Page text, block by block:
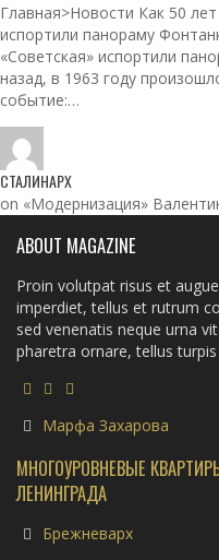
Главная>Новости Как 50
испортили панораму
«Советская» испортили
назад, в 1963 году
событие:…
СТАЛИНАРХ
on «Модернизация»
ABOUT MAGAZINE
Proin volutpat risus et
imperdiet, tellus et rutrum
sed venenatis neque urna
pharetra ornare, tellus
Марфа Захарова
МНОГОУРОВНЕВЫЕ
ЛЕНИНГРАДА
Брежневарх